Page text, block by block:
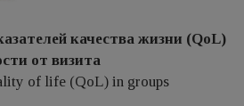
качества жизни (QoL)
от визита
of life (QoL) in groups